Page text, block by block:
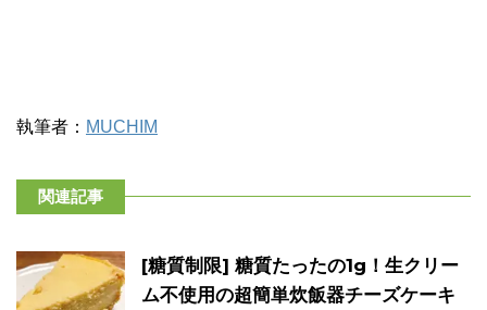
執筆者： MUCHIM
関連記事
[糖質制限] 糖質たったの1g！生クリー
ム不使用の超簡単炊飯器チーズケーキ